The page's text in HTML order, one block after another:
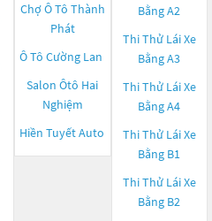
Chợ Ô Tô Thành
Phát
Ô Tô Cường Lan
Salon Ôtô Hai
Nghiệm
Hiền Tuyết Auto
Bằng A2
Thi Thử Lái Xe
Bằng A3
Thi Thử Lái Xe
Bằng A4
Thi Thử Lái Xe
Bằng B1
Thi Thử Lái Xe
Bằng B2